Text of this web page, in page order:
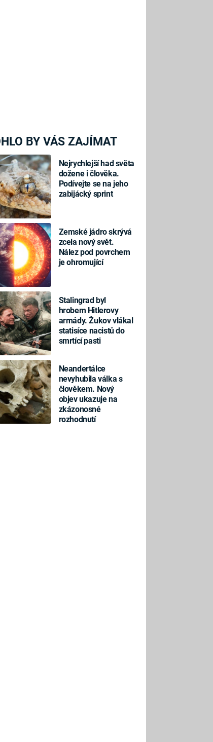
BY VÁS ZAJÍMAT
Nejrychlejší had světa
dožene i člověka.
Podívejte se na jeho
zabijácký sprint
Zemské jádro skrývá
zcela nový svět.
Nález pod povrchem
je ohromující
Stalingrad byl
hrobem Hitlerovy
armády. Žukov vlákal
statisíce nacistů do
smrtící pasti
Neandertálce
nevyhubila válka s
člověkem. Nový
objev ukazuje na
zkázonosné
rozhodnutí